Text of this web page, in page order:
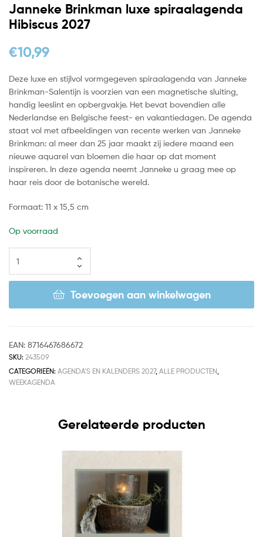
Janneke Brinkman luxe spiraalagenda
Hibiscus 2027
€10,99
Deze luxe en stijlvol vormgegeven spiraalagenda van Janneke
Brinkman-Salentijn is voorzien van een magnetische sluiting,
handig leeslint en opbergvakje. Het bevat bovendien alle
Nederlandse en Belgische feest- en vakantiedagen. De agenda
staat vol met afbeeldingen van recente werken van Janneke
Brinkman: al meer dan 25 jaar maakt zij iedere maand een
nieuwe aquarel van bloemen die haar op dat moment
inspireren. In deze agenda neemt Janneke u graag mee op
haar reis door de botanische wereld.
Formaat: 11 x 15,5 cm
Op voorraad
Toevoegen aan winkelwagen
EAN: 8716467686672
SKU: 243509
CATEGORIEËN: AGENDA'S EN KALENDERS 2027, ALLE PRODUCTEN,
WEEKAGENDA
Gerelateerde producten